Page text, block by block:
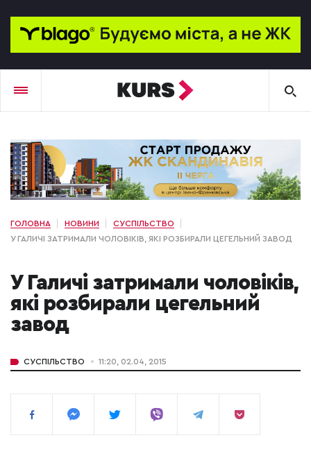
ГОЛОВНА НОВИНИ
СУСПІЛЬСТВО
У ГАЛИЧІ ЗАТРИМАЛИ ЧОЛОВІКІВ, ЯКІ РОЗБИРАЛИ ЦЕГЕЛЬНИЙ ЗАВОД
У Галичі затримали чоловіків,
які розбирали цегельний
завод
СУСПІЛЬСТВО 11:20, 02.04, 2015